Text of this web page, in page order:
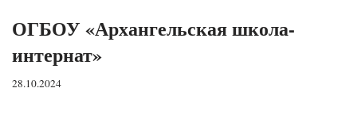
ОГБОУ «Архангельская школа-
интернат»
28.10.2024